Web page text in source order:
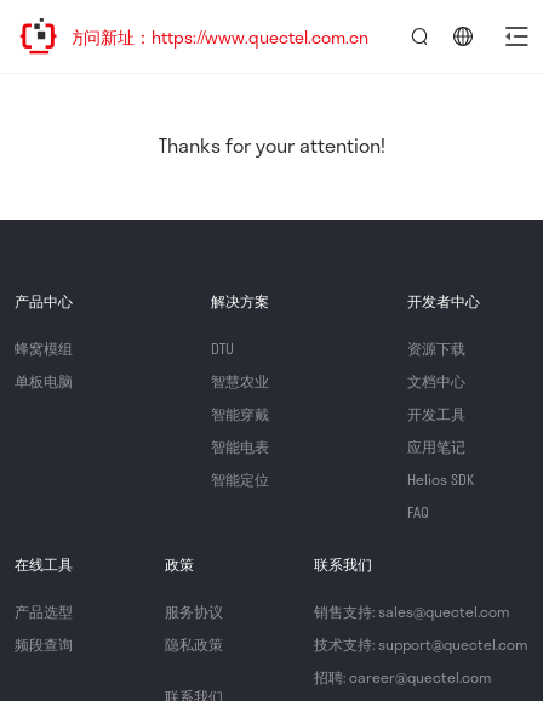
，欢迎访问新址：https://www.quectel.com.cn
Thanks for your attention!
产品中心
蜂窝模组
单板电脑
解决方案
DTU
智慧农业
智能穿戴
智能电表
智能定位
开发者中心
资源下载
文档中心
开发工具
应用笔记
Helios SDK
FAQ
在线工具
产品选型
频段查询
政策
服务协议
隐私政策
联系我们
联系我们
销售支持: sales@quectel.com
技术支持: support@quectel.com
招聘: career@quectel.com